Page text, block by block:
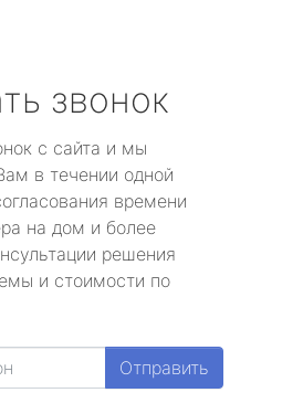
звонок
с сайта и мы
в течении одной
времени
на дом и более
решения
и стоимости по
Отправить